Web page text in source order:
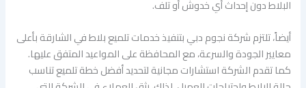
البلاط دون إحداث أي خدوش أو تلف.
أيضاً، تلتزم شركة نجوم دبي بتنفيذ خدمات تلميع بلاط في الشارقة بأعلى
معايير الجودة والسرعة، مع المحافظة على المواعيد المتفق عليها.
كما تقدم الشركة استشارات مجانية لتحديد أفضل خطة تلميع تناسب